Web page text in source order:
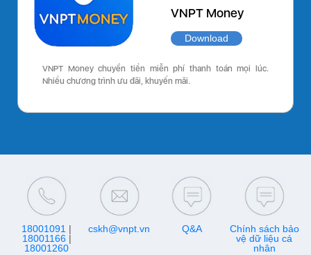
VNPT Money
Download
VNPT Money chuyển tiền miễn phí thanh toán mọi lúc.
Nhiều chương trình ưu đãi, khuyến mãi.
18001091 |
18001166|
18001260
cskh@vnpt.vn Q&A
Chính sách bảo
vệ dữ liệu cá
nhân